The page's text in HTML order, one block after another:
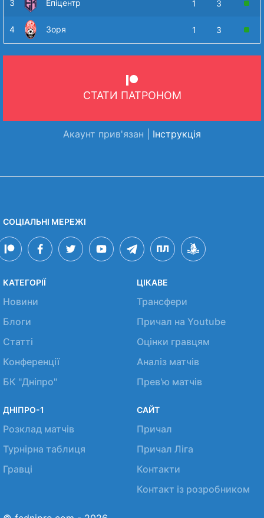
3 Епіцентр 1 3
4 Зоря 1 3
СТАТИ ПАТРОНОМ
Акаунт прив'язан | Інструкція
СОЦІАЛЬНІ МЕРЕЖІ
КАТЕГОРІЇ
Новини
Блоги
Статті
Конференції
БК "Дніпро"
ЦІКАВЕ
Трансфери
Причал на Youtube
Оцінки гравцям
Аналіз матчів
Прев'ю матчів
ДНІПРО-1
Розклад матчів
Турнірна таблиця
Гравці
САЙТ
Причал
Причал Ліга
Контакти
Контакт із розробником